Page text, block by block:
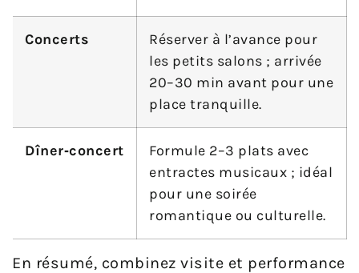
Concerts
Réserver à l’avance pour
les petits salons ; arrivée
20–30 min avant pour une
place tranquille.
Dîner‑concert
Formule 2–3 plats avec
entractes musicaux ; idéal
pour une soirée
romantique ou culturelle.
En résumé, combinez visite et performance